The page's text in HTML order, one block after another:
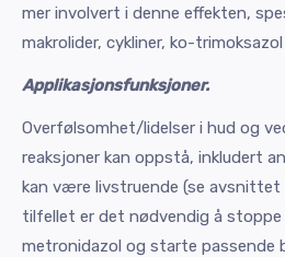
mer involvert i denne effekten,
makrolider, cykliner, ko-
Applikasjonsfunksjoner.
Overfølsomhet/lidelser i hud og
reaksjoner kan oppstå, inkludert
kan være livstruende (se avsnittet
tilfellet er det nødvendig å stoppe
metronidazol og starte passende